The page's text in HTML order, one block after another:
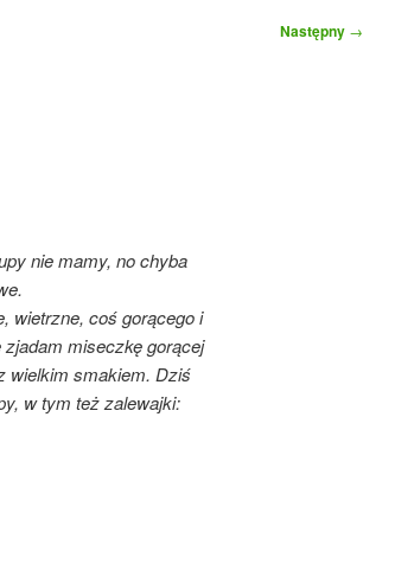
Następny →
nie mamy, no chyba
wietrzne, coś gorącego i
miseczkę gorącej
wielkim smakiem. Dziś
w tym też zalewajki: